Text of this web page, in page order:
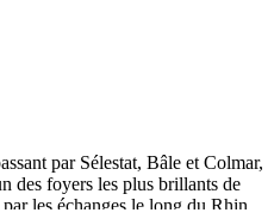
par Sélestat, Bâle et Colmar,
des foyers les plus brillants de
les échanges le long du Rhin,